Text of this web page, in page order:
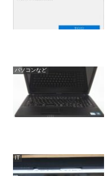
パソコンなど
IT